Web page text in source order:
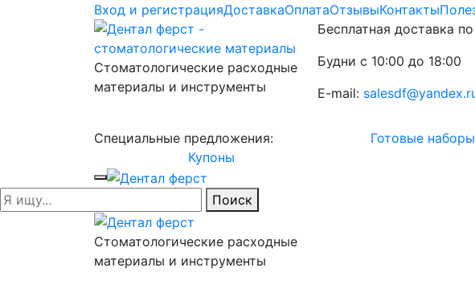
Вход и регистрацияДоставкаОплатаОтзывыКонтакты
Стоматологические расходные
материалы и инструменты
Бесплатная доставка
Будни с 10:00 до 18:00
E-mail:
Специальные предложения: Готовые наборы
Купоны
Поиск
Стоматологические расходные
материалы и инструменты